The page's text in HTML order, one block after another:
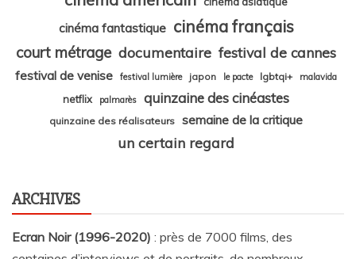
cinéma fantastique cinéma français
court métrage documentaire festival de cannes
festival de venise festival lumière japon le pacte lgbtqi+ malavida
netflix palmarès quinzaine des cinéastes
quinzaine des réalisateurs semaine de la critique
un certain regard
ARCHIVES
Ecran Noir (1996-2020) : près de 7000 films, des